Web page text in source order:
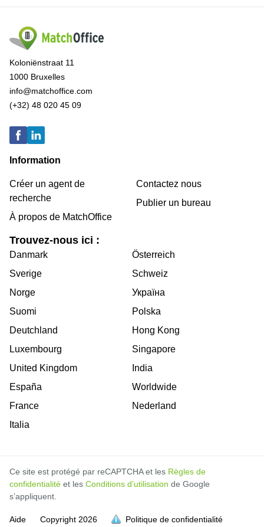
Koloniënstraat 11
1000 Bruxelles
info@matchoffice.com
(+32) 48 020 45 09
Information
Créer un agent de
recherche
À propos de MatchOffice
Contactez nous
Publier un bureau
Trouvez-nous ici :
Danmark
Sverige
Norge
Suomi
Deutchland
Luxembourg
United Kingdom
España
France
Italia
Österreich
Schweiz
Україна
Polska
Hong Kong
Singapore
India
Worldwide
Nederland
Ce site est protégé par reCAPTCHA et les Règles de
confidentialité et les Conditions d’utilisation de Google
s’appliquent.
Aide Copyright 2026 Politique de confidentialité